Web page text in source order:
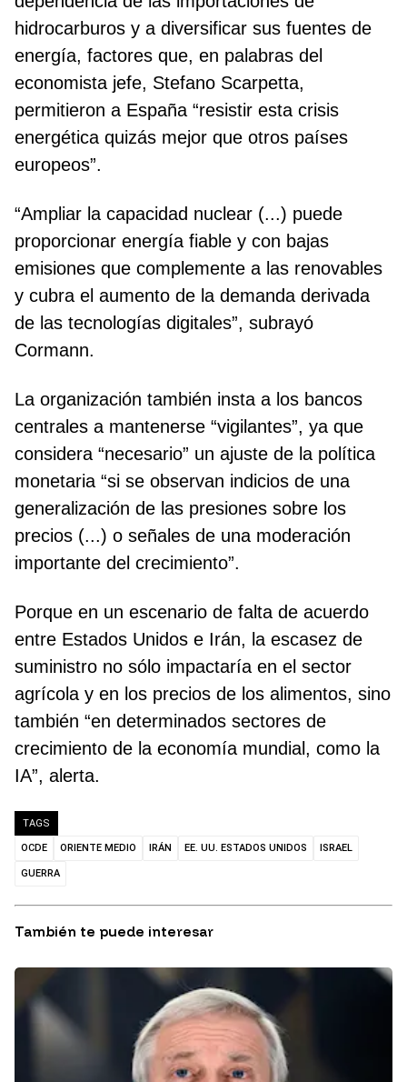
hidrocarburos y a diversificar sus fuentes de
energía, factores que, en palabras del
economista jefe, Stefano Scarpetta,
permitieron a España “resistir esta crisis
energética quizás mejor que otros países
europeos”.
“Ampliar la capacidad nuclear (...) puede
proporcionar energía fiable y con bajas
emisiones que complemente a las renovables
y cubra el aumento de la demanda derivada
de las tecnologías digitales”, subrayó
Cormann.
La organización también insta a los bancos
centrales a mantenerse “vigilantes”, ya que
considera “necesario” un ajuste de la política
monetaria “si se observan indicios de una
generalización de las presiones sobre los
precios (...) o señales de una moderación
importante del crecimiento”.
Porque en un escenario de falta de acuerdo
entre Estados Unidos e Irán, la escasez de
suministro no sólo impactaría en el sector
agrícola y en los precios de los alimentos, sino
también “en determinados sectores de
crecimiento de la economía mundial, como la
IA”, alerta.
TAGS
OCDE ORIENTE MEDIO IRÁN EE. UU. ESTADOS UNIDOS ISRAEL
GUERRA
También te puede interesar